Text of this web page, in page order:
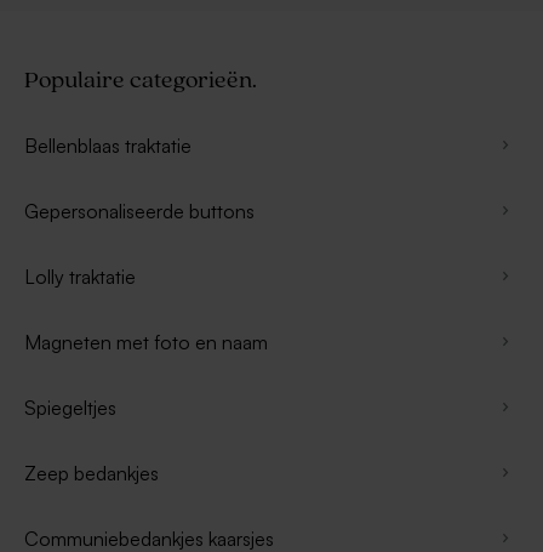
Populaire categorieën.
Bellenblaas traktatie
Gepersonaliseerde buttons
Lolly traktatie
Magneten met foto en naam
Spiegeltjes
Zeep bedankjes
Communiebedankjes kaarsjes